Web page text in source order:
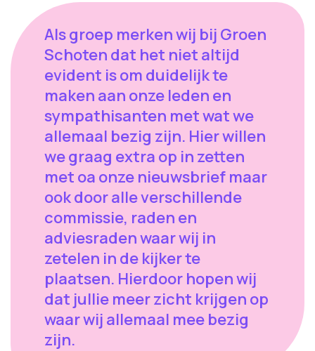
Als groep merken wij bij Groen
Schoten dat het niet altijd
evident is om duidelijk te
maken aan onze leden en
sympathisanten met wat we
allemaal bezig zijn. Hier willen
we graag extra op in zetten
met oa onze nieuwsbrief maar
ook door alle verschillende
commissie, raden en
adviesraden waar wij in
zetelen in de kijker te
plaatsen. Hierdoor hopen wij
dat jullie meer zicht krijgen op
waar wij allemaal mee bezig
zijn.